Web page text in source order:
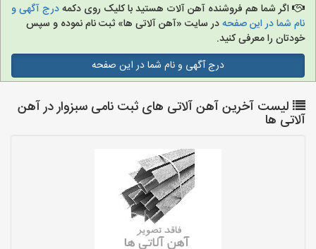
اگر شما هم فروشنده آهن آلات هستید با کلیک روی دکمهدرج آگهی و
نام شما در این صفحهدر سایت «آهن آلاتی ها» ثبت نام نموده و سپس
خودتان را معرفی کنید.
درج آگهی و نام شما در این صفحه
لیست آخرین آهن آلاتی های ثبت نامی سبزوار در آهن
آلاتی ها